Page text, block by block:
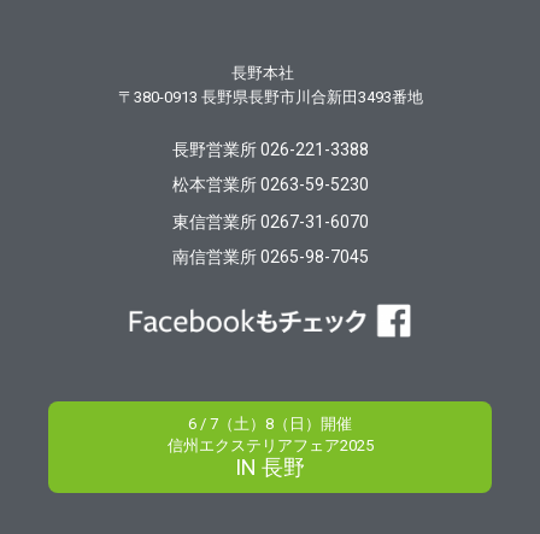
長野本社
〒380-0913 長野県長野市川合新田3493番地
長野営業所 026-221-3388
松本営業所 0263-59-5230
東信営業所 0267-31-6070
南信営業所 0265-98-7045
6 / 7（土）8（日）開催
信州エクステリアフェア2025
IN 長野